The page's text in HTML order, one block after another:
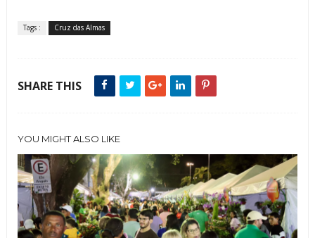
Tags : Cruz das Almas
SHARE THIS
YOU MIGHT ALSO LIKE